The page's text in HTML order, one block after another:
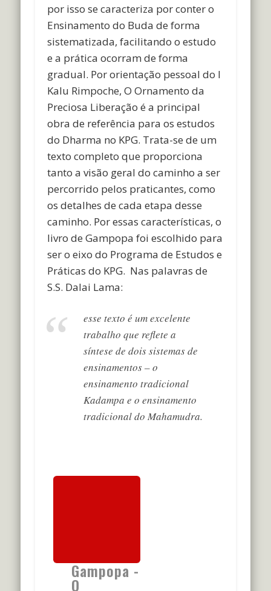
por isso se caracteriza por conter o
Ensinamento do Buda de forma
sistematizada, facilitando o estudo
e a prática ocorram de forma
gradual. Por orientação pessoal do I
Kalu Rimpoche, O Ornamento da
Preciosa Liberação é a principal
obra de referência para os estudos
do Dharma no KPG. Trata-se de um
texto completo que proporciona
tanto a visão geral do caminho a ser
percorrido pelos praticantes, como
os detalhes de cada etapa desse
caminho. Por essas características, o
livro de Gampopa foi escolhido para
ser o eixo do Programa de Estudos e
Práticas do KPG. Nas palavras de
S.S. Dalai Lama:
esse texto é um excelente
trabalho que reflete a
síntese de dois sistemas de
ensinamentos – o
ensinamento tradicional
Kadampa e o ensinamento
tradicional do Mahamudra.
Gampopa -
O